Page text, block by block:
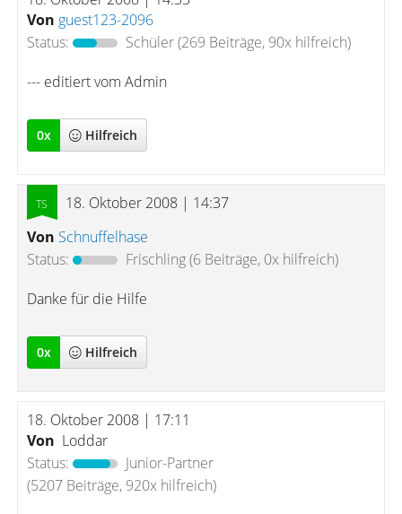
Von guest123-2096
Status:
Schüler(269 Beiträge, 90x hilfreich)
--- editiert vom Admin
0x Hilfreich
18. Oktober 2008 | 14:37
Von Schnuffelhase
Status:
Frischling(6 Beiträge, 0x hilfreich)
Danke für die Hilfe
0x Hilfreich
18. Oktober 2008 | 17:11
Von Loddar
Status:
Junior-Partner
(5207 Beiträge, 920x hilfreich)